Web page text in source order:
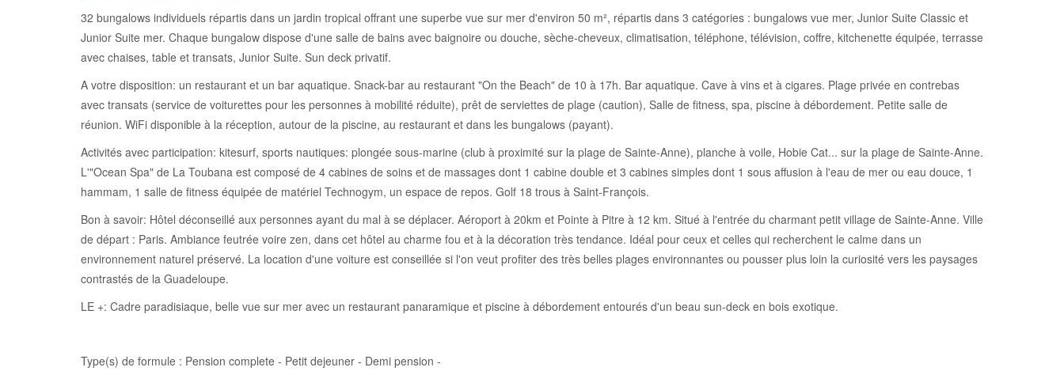
32 bungalows individuels répartis dans un jardin tropical offrant une superbe vue sur mer d'environ 50 m², répartis dans 3 catégories : bungalows vue mer, Junior Suite Classic et
Junior Suite mer. Chaque bungalow dispose d'une salle de bains avec baignoire ou douche, sèche-cheveux, climatisation, téléphone, télévision, coffre, kitchenette équipée, terrasse
avec chaises, table et transats, Junior Suite. Sun deck privatif.
A votre disposition: un restaurant et un bar aquatique. Snack-bar au restaurant "On the Beach" de 10 à 17h. Bar aquatique. Cave à vins et à cigares. Plage privée en contrebas
avec transats (service de voiturettes pour les personnes à mobilité réduite), prêt de serviettes de plage (caution), Salle de fitness, spa, piscine à débordement. Petite salle de
réunion. WiFi disponible à la réception, autour de la piscine, au restaurant et dans les bungalows (payant).
Activités avec participation: kitesurf, sports nautiques: plongée sous-marine (club à proximité sur la plage de Sainte-Anne), planche à voile, Hobie Cat... sur la plage de Sainte-Anne.
L'"Ocean Spa" de La Toubana est composé de 4 cabines de soins et de massages dont 1 cabine double et 3 cabines simples dont 1 sous affusion à l'eau de mer ou eau douce, 1
hammam, 1 salle de fitness équipée de matériel Technogym, un espace de repos. Golf 18 trous à Saint-François.
Bon à savoir: Hôtel déconseillé aux personnes ayant du mal à se déplacer. Aéroport à 20km et Pointe à Pitre à 12 km. Situé à l'entrée du charmant petit village de Sainte-Anne. Ville
de départ : Paris. Ambiance feutrée voire zen, dans cet hôtel au charme fou et à la décoration très tendance. Idéal pour ceux et celles qui recherchent le calme dans un
environnement naturel préservé. La location d'une voiture est conseillée si l'on veut profiter des très belles plages environnantes ou pousser plus loin la curiosité vers les paysages
contrastés de la Guadeloupe.
LE +: Cadre paradisiaque, belle vue sur mer avec un restaurant panaramique et piscine à débordement entourés d'un beau sun-deck en bois exotique.
Type(s) de formule : Pension complete - Petit dejeuner - Demi pension -